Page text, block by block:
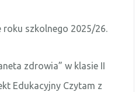
roku szkolnego 2025/26.
zdrowia” w klasie II
Edukacyjny Czytam z